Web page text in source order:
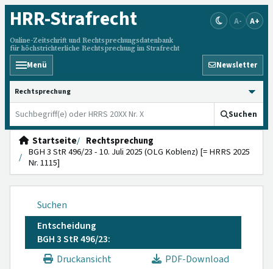
HRR-Strafrecht
Online-Zeitschrift und Rechtsprechungsdatenbank
für höchstrichterliche Rechtsprechung im Strafrecht
A- A+
Menü Newsletter
HRRS durchsuchen
Suchen
Startseite
Rechtsprechung
BGH 3 StR 496/23 - 10. Juli 2025 (OLG Koblenz) [= HRRS 2025
Nr. 1115]
Suchen
Entscheidung
BGH 3 StR 496/23:
Druckansicht
PDF-Download